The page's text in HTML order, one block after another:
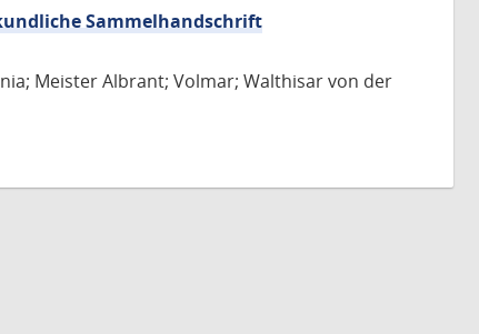
Sammelhandschrift
Meister Albrant; Volmar; Walthisar von der